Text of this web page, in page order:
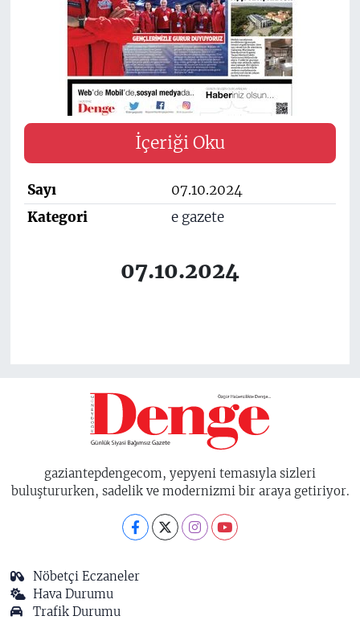
İçeriği Oku
Sayı
07.10.2024
Kategori
e gazete
07.10.2024
gaziantepdengecom, yepyeni temasıyla sizleri
buluştururken, sadelik ve modernizmi bir araya getiriyor.
Nöbetçi Eczaneler
Hava Durumu
Trafik Durumu